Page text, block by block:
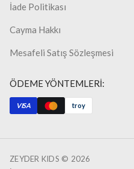
İade Politikası
Cayma Hakkı
Mesafeli Satış Sözleşmesi
ÖDEME YÖNTEMLERİ:
VISA troy
ZEYDER KIDS © 2026